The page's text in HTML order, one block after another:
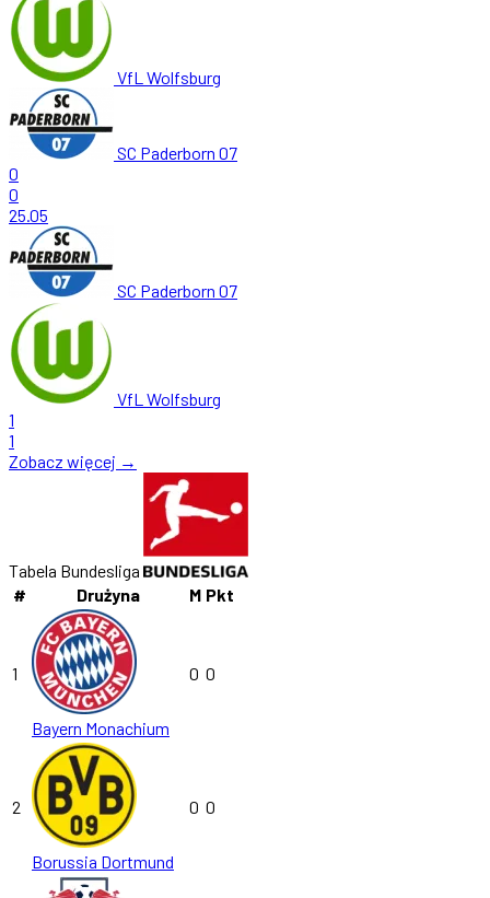
VfL Wolfsburg
SC Paderborn 07
0
0
25.05
SC Paderborn 07
VfL Wolfsburg
1
1
Zobacz więcej →
Tabela Bundesliga
#
Drużyna M Pkt
1
Bayern Monachium
0 0
2
Borussia Dortmund
0 0